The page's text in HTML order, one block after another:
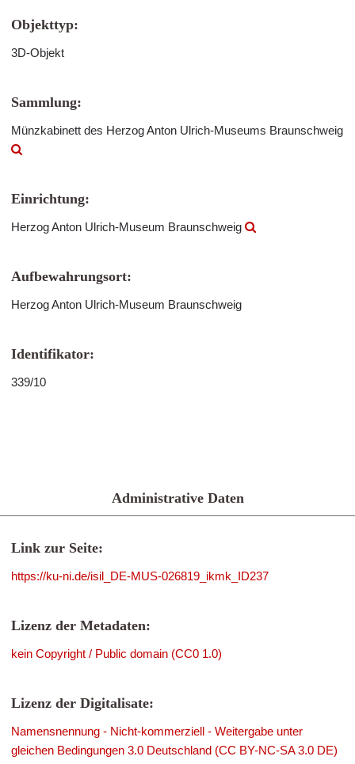
Objekttyp:
3D-Objekt
Sammlung:
Münzkabinett des Herzog Anton Ulrich-Museums Braunschweig
Einrichtung:
Herzog Anton Ulrich-Museum Braunschweig
Aufbewahrungsort:
Herzog Anton Ulrich-Museum Braunschweig
Identifikator:
339/10
Administrative Daten
Link zur Seite:
https://ku-ni.de/isil_DE-MUS-026819_ikmk_ID237
Lizenz der Metadaten:
kein Copyright / Public domain (CC0 1.0)
Lizenz der Digitalisate:
Namensnennung - Nicht-kommerziell - Weitergabe unter
gleichen Bedingungen 3.0 Deutschland (CC BY-NC-SA 3.0 DE)